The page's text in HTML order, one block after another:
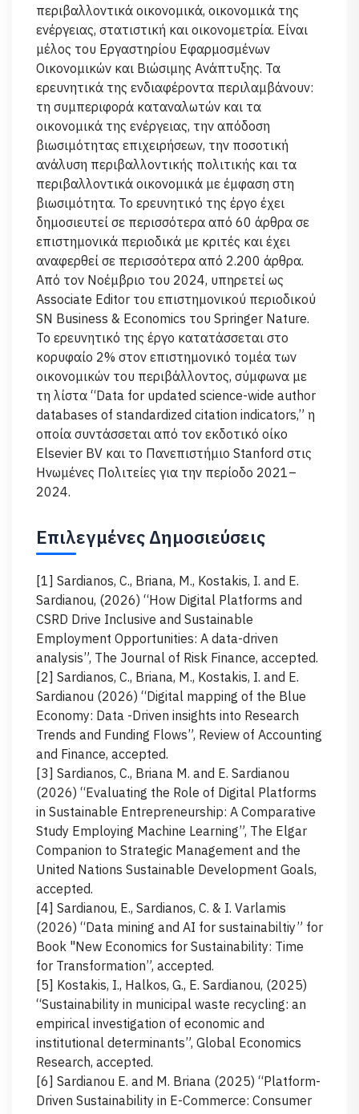
περιβαλλοντικά οικονομικά, οικονομικά της
ενέργειας, στατιστική και οικονομετρία. Είναι
μέλος του Εργαστηρίου Εφαρμοσμένων
Οικονομικών και Βιώσιμης Ανάπτυξης. Τα
ερευνητικά της ενδιαφέροντα περιλαμβάνουν:
τη συμπεριφορά καταναλωτών και τα
οικονομικά της ενέργειας, την απόδοση
βιωσιμότητας επιχειρήσεων, την ποσοτική
ανάλυση περιβαλλοντικής πολιτικής και τα
περιβαλλοντικά οικονομικά με έμφαση στη
βιωσιμότητα. Το ερευνητικό της έργο έχει
δημοσιευτεί σε περισσότερα από 60 άρθρα σε
επιστημονικά περιοδικά με κριτές και έχει
αναφερθεί σε περισσότερα από 2.200 άρθρα.
Από τον Νοέμβριο του 2024, υπηρετεί ως
Associate Editor του επιστημονικού περιοδικού
SN Business & Economics του Springer Nature.
Το ερευνητικό της έργο κατατάσσεται στο
κορυφαίο 2% στον επιστημονικό τομέα των
οικονομικών του περιβάλλοντος, σύμφωνα με
τη λίστα “Data for updated science-wide author
databases of standardized citation indicators,” η
οποία συντάσσεται από τον εκδοτικό οίκο
Elsevier BV και το Πανεπιστήμιο Stanford στις
Ηνωμένες Πολιτείες για την περίοδο 2021–
2024.
Επιλεγμένες Δημοσιεύσεις
[1] Sardianos, C., Briana, M., Kostakis, I. and E.
Sardianou, (2026) “How Digital Platforms and
CSRD Drive Inclusive and Sustainable
Employment Opportunities: A data-driven
analysis”, The Journal of Risk Finance, accepted.
[2] Sardianos, C., Briana, M., Kostakis, I. and E.
Sardianou (2026) “Digital mapping of the Blue
Economy: Data -Driven insights into Research
Trends and Funding Flows”, Review of Accounting
and Finance, accepted.
[3] Sardianos, C., Briana M. and E. Sardianou
(2026) “Evaluating the Role of Digital Platforms
in Sustainable Entrepreneurship: A Comparative
Study Employing Machine Learning”, The Elgar
Companion to Strategic Management and the
United Nations Sustainable Development Goals,
accepted.
[4] Sardianou, E., Sardianos, C. & I. Varlamis
(2026) “Data mining and AI for sustainabiltiy” for
Book "New Economics for Sustainability: Time
for Transformation”, accepted.
[5] Kostakis, I., Halkos, G., E. Sardianou, (2025)
“Sustainability in municipal waste recycling: an
empirical investigation of economic and
institutional determinants”, Global Economics
Research, accepted.
[6] Sardianou E. and M. Briana (2025) “Platform-
Driven Sustainability in E-Commerce: Consumer